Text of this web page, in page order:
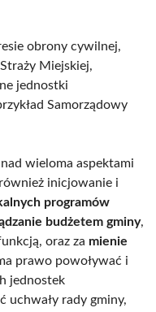
obrony cywilnej,
Miejskiej,
jednostki
Samorządowy
wieloma aspektami
inicjowanie i
programów
budżetem gminy,
oraz za mienie
prawo powoływać i
jednostek
uchwały rady gminy,